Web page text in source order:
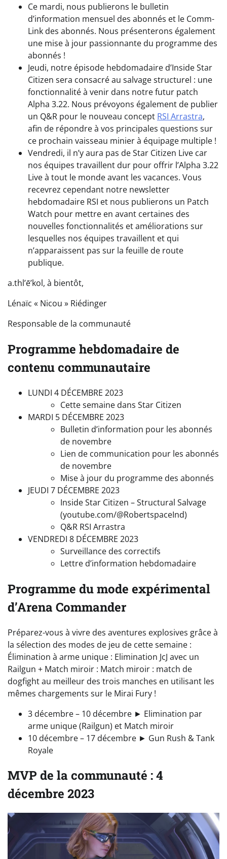
Ce mardi, nous publierons le bulletin
d’information mensuel des abonnés et le Comm-
Link des abonnés. Nous présenterons également
une mise à jour passionnante du programme des
abonnés !
Jeudi, notre épisode hebdomadaire d’Inside Star
Citizen sera consacré au salvage structurel : une
fonctionnalité à venir dans notre futur patch
Alpha 3.22. Nous prévoyons également de publier
un Q&R pour le nouveau concept RSI Arrastra,
afin de répondre à vos principales questions sur
ce prochain vaisseau minier à équipage multiple !
Vendredi, il n’y aura pas de Star Citizen Live car
nos équipes travaillent dur pour offrir l’Alpha 3.22
Live à tout le monde avant les vacances. Vous
recevrez cependant notre newsletter
hebdomadaire RSI et nous publierons un Patch
Watch pour mettre en avant certaines des
nouvelles fonctionnalités et améliorations sur
lesquelles nos équipes travaillent et qui
n’apparaissent pas sur la feuille de route
publique.
a.thl’ē’kol, à bientôt,
Lénaïc « Nicou » Riédinger
Responsable de la communauté
Programme hebdomadaire de
contenu communautaire
LUNDI 4 DÉCEMBRE 2023
Cette semaine dans Star Citizen
MARDI 5 DÉCEMBRE 2023
Bulletin d’information pour les abonnés
de novembre
Lien de communication pour les abonnés
de novembre
Mise à jour du programme des abonnés
JEUDI 7 DÉCEMBRE 2023
Inside Star Citizen – Structural Salvage
(youtube.com/@RobertspaceInd)
Q&R RSI Arrastra
VENDREDI 8 DÉCEMBRE 2023
Surveillance des correctifs
Lettre d’information hebdomadaire
Programme du mode expérimental
d’Arena Commander
Préparez-vous à vivre des aventures explosives grâce à
la sélection des modes de jeu de cette semaine :
Élimination à arme unique : Elimination JcJ avec un
Railgun + Match miroir : Match miroir : match de
dogfight au meilleur des trois manches en utilisant les
mêmes chargements sur le Mirai Fury !
3 décembre – 10 décembre ► Elimination par
arme unique (Railgun) et Match miroir
10 décembre – 17 décembre ► Gun Rush & Tank
Royale
MVP de la communauté : 4
décembre 2023